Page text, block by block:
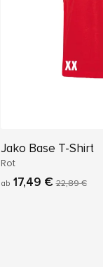
Jako Base T-Shirt
Rot
ab 17,49 € 22,89 €